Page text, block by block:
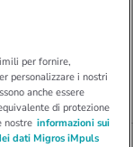
Vassiliki Bekou
per fornire,
personalizzare i nostri
anche essere
di protezione
nostre informazioni sui
dati Migros iMpuls